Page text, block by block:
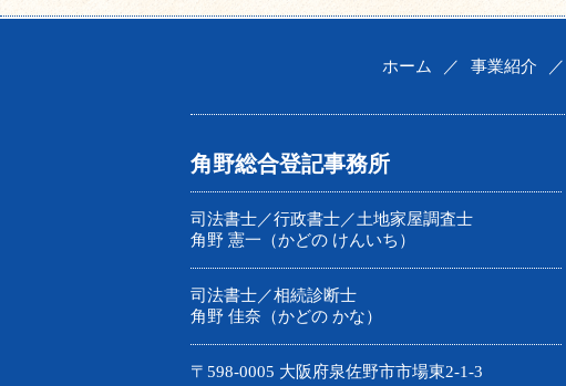
ホーム ／ 事業紹介 ／
角野総合登記事務所
司法書士／行政書士／土地家屋調査士
角野 憲一（かどの けんいち）
司法書士／相続診断士
角野 佳奈（かどの かな）
〒598-0005 大阪府泉佐野市市場東2-1-3